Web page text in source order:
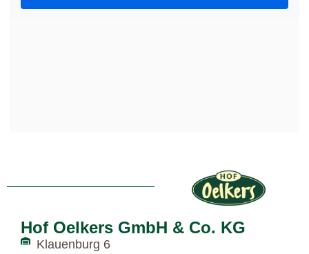
Hof Oelkers GmbH & Co. KG
Klauenburg 6